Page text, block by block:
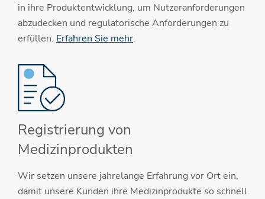
in ihre Produktentwicklung, um Nutzeranforderungen
abzudecken und regulatorische Anforderungen zu
erfüllen. Erfahren Sie mehr.
Registrierung von
Medizinprodukten
Wir setzen unsere jahrelange Erfahrung vor Ort ein,
damit unsere Kunden ihre Medizinprodukte so schnell